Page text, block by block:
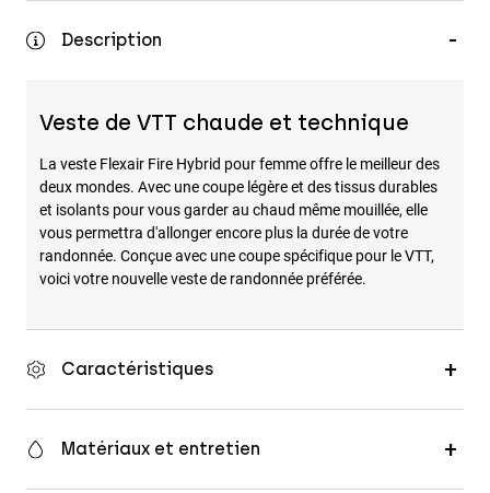
Chapeaux et Casquettes
Voir tout
Description
Veste de VTT chaude et technique
La veste Flexair Fire Hybrid pour femme offre le meilleur des
deux mondes. Avec une coupe légère et des tissus durables
et isolants pour vous garder au chaud même mouillée, elle
vous permettra d'allonger encore plus la durée de votre
randonnée. Conçue avec une coupe spécifique pour le VTT,
voici votre nouvelle veste de randonnée préférée.
Caractéristiques
Matériaux et entretien